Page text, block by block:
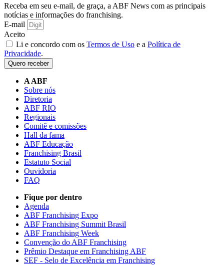
Receba em seu e-mail, de graça, a ABF News com as principais
notícias e informações do franchising.
E-mail
Aceito
Li e concordo com os Termos de Uso e a Política de
Privacidade.
Quero receber
A ABF
Sobre nós
Diretoria
ABF RIO
Regionais
Comitê e comissões
Hall da fama
ABF Educação
Franchising Brasil
Estatuto Social
Ouvidoria
FAQ
Fique por dentro
Agenda
ABF Franchising Expo
ABF Franchising Summit Brasil
ABF Franchising Week
Convenção do ABF Franchising
Prêmio Destaque em Franchising ABF
SEF - Selo de Excelência em Franchising